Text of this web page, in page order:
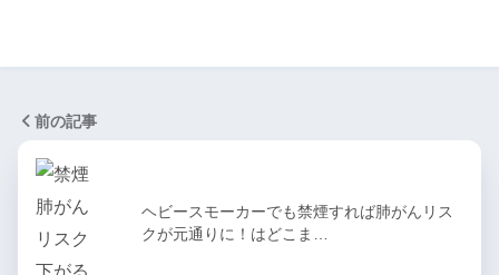
前の記事
ヘビースモーカーでも禁煙すれば肺がんリス
クが元通りに！はどこま…